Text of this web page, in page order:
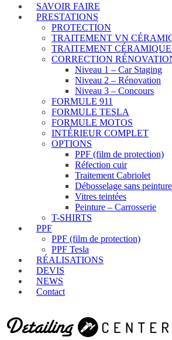
SAVOIR FAIRE
PRESTATIONS
PROTECTION
TRAITEMENT VN
TRAITEMENT
CORRECTION
Niveau 1 – Car Staging
Niveau 2 – Rénovation
Niveau 3 – Concours
FORMULE 911
FORMULE TESLA
FORMULE MOTOS
INTÉRIEUR COMPLET
OPTIONS
PPF (film de protection)
Réfection cuir
Traitement Cabriolet
Débosselage sans
Vitres teintées
Peinture – Carrosserie
T-SHIRTS
PPF
PPF (film de protection)
PPF Tesla
RÉALISATIONS
DEVIS
NEWS
Contact